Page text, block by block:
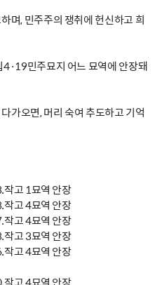
며, 민주주의 쟁취에 헌신하고 희
4·19민주묘지 어느 묘역에 안장돼
가오면, 머리 숙여 추도하고 기억
고 1묘역 안장
고 4묘역 안장
고 4묘역 안장
고 3묘역 안장
고 4묘역 안장